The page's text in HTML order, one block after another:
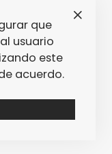
que
usuario
este
acuerdo.